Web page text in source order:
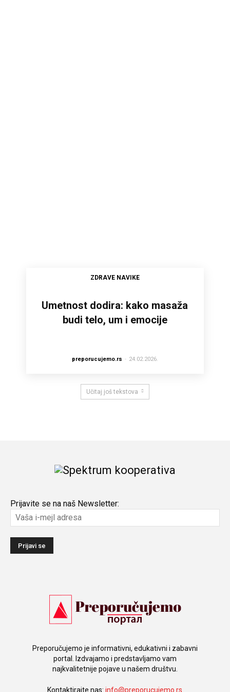
ZDRAVE NAVIKE
Umetnost dodira: kako masaža
budi telo, um i emocije
preporucujemo.rs - 24.02.2026.
Učitaj još tekstova
Prijavite se na naš Newsletter:
Preporučujemo je informativni, edukativni i zabavni
portal. Izdvajamo i predstavljamo vam
najkvalitetnije pojave u našem društvu.
Kontaktirajte nas:info@preporucujemo.rs